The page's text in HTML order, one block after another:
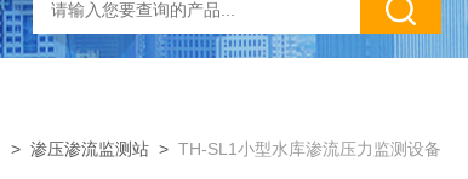
> 渗压渗流监测站 > TH-SL1小型水库渗流压力监测设备